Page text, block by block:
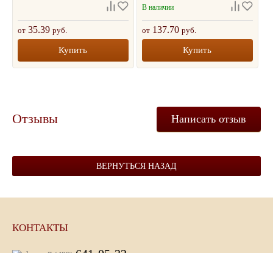
от 35.39 руб.
Купить
В наличии
от 137.70 руб.
Купить
Отзывы Написать отзыв
ВЕРНУТЬСЯ НАЗАД
КОНТАКТЫ